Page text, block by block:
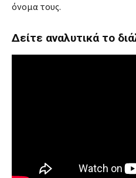
όνομα τους.
Δείτε αναλυτικά το